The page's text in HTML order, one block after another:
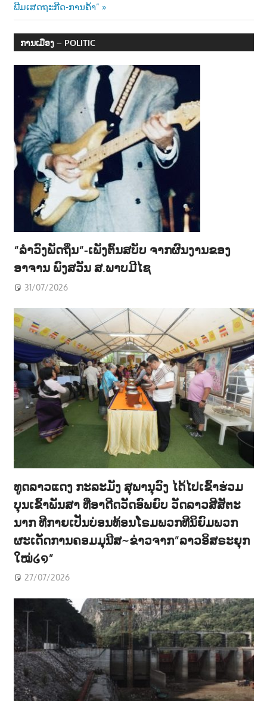
Post:
ພີມເສດຖະກີດ-ການຄ້າ”
ການເມືອງ – POLITIC
“ລຳວົງພັດຖິ່ນ“-ເພັງຕົ້ນສບັບ ຈາກຜົນງານຂອງ
ອາຈານ ພົງສວັນ ສ.ພາບມີໄຊ
31/07/2026
ທູດລາວແດງ ກະລະມັງ ສຸພານຸວົງ ໄດ້ໄປເຂົ້າຮ່ວມ
ບຸນເຂົ້າພັນສາ ທີ່ອາດີດວັດອົພຍົບ ວັດລາວສີສັຕະ
ນາກ ທີກາຍເປັນບ່ອນທ້ອນໂຣມພວກທີນິຍົມພວກ
ຜະເດັດການຄອມມຸນີສ~ຂ່າວຈາກ”ລາວອິສຣະຍຸກ
ໃໝ່໒໑”
27/07/2026